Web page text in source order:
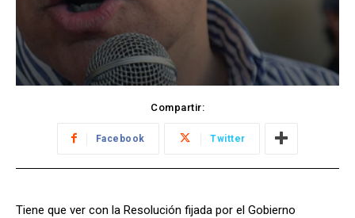
Compartir:
Facebook Twitter
Tiene que ver con la Resolución fijada por el Gobierno